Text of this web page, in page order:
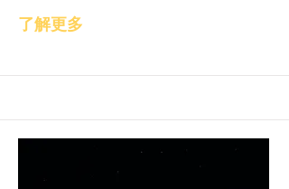
了解更多